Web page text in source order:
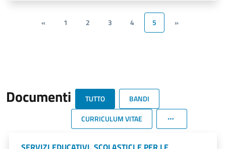
« 1 2 3 4 5 »
Documenti TUTTO
BANDI
CURRICULUM VITAE